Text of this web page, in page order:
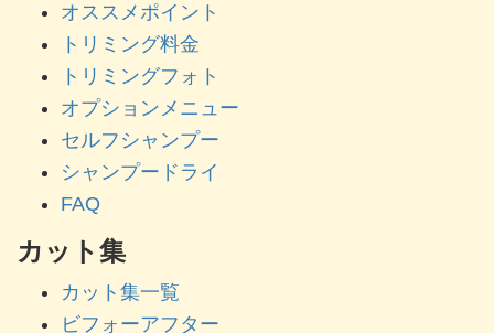
オススメポイント
トリミング料金
トリミングフォト
オプションメニュー
セルフシャンプー
シャンプードライ
FAQ
カット集
カット集一覧
ビフォーアフター